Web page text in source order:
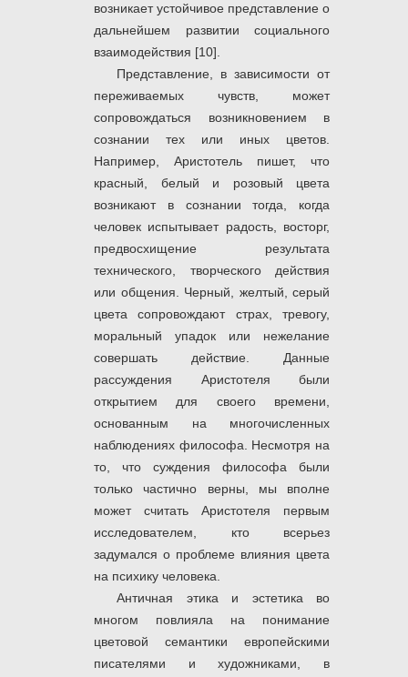
возникает устойчивое представление о
дальнейшем развитии социального
взаимодействия [10].
Представление, в зависимости от
переживаемых чувств, может
сопровождаться возникновением в
сознании тех или иных цветов.
Например, Аристотель пишет, что
красный, белый и розовый цвета
возникают в сознании тогда, когда
человек испытывает радость, восторг,
предвосхищение результата
технического, творческого действия
или общения. Черный, желтый, серый
цвета сопровождают страх, тревогу,
моральный упадок или нежелание
совершать действие. Данные
рассуждения Аристотеля были
открытием для своего времени,
основанным на многочисленных
наблюдениях философа. Несмотря на
то, что суждения философа были
только частично верны, мы вполне
может считать Аристотеля первым
исследователем, кто всерьез
задумался о проблеме влияния цвета
на психику человека.
Античная этика и эстетика во
многом повлияла на понимание
цветовой семантики европейскими
писателями и художниками, в